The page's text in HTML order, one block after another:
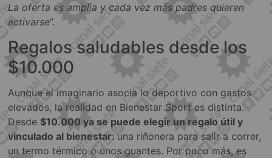
La oferta es amplia y cada vez más padres quieren
activarse”.
Regalos saludables desde los
$10.000
Aunque el imaginario asocia lo deportivo con gastos
elevados, la realidad en Bienestar Sport es distinta.
Desde $10.000 ya se puede elegir un regalo útil y
vinculado al bienestar: una riñonera para salir a correr,
un termo térmico o unos guantes. Por poco más, es